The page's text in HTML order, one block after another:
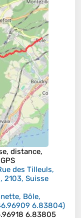
distance,
des Tilleuls,
2103, Suisse
Bôle,
6.83804)
6.83805